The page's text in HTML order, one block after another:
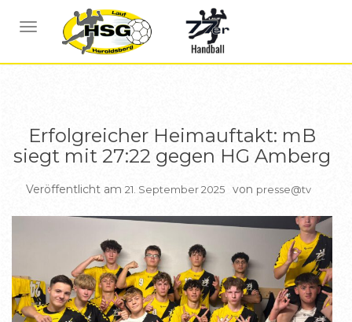
NAVIGATION UMSCHALTEN
BERICHTE B JUGEND
Erfolgreicher Heimauftakt: mB
siegt mit 27:22 gegen HG Amberg
Veröffentlicht am 21. September 2025 von presse@tv